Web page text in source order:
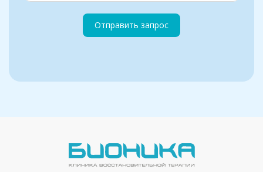
Отправить запрос